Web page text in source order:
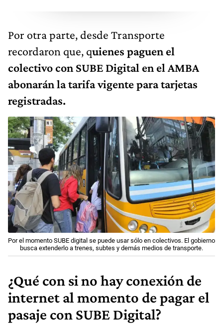
Por otra parte, desde Transporte
recordaron que, quienes paguen el
colectivo con SUBE Digital en el AMBA
abonarán la tarifa vigente para tarjetas
registradas.
Por el momento SUBE digital se puede usar sólo en colectivos. El gobierno
busca extenderlo a trenes, subtes y demás medios de transporte.
¿Qué con si no hay conexión de
internet al momento de pagar el
pasaje con SUBE Digital?